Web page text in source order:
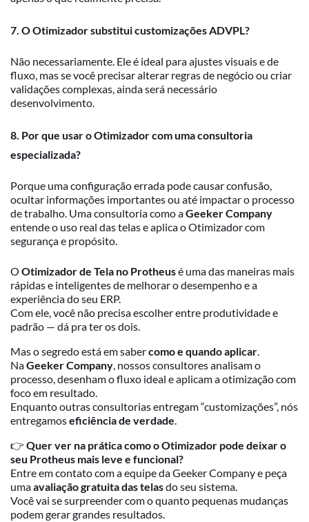
7. O Otimizador substitui customizações ADVPL?
Não necessariamente. Ele é ideal para ajustes visuais e de
fluxo, mas se você precisar alterar regras de negócio ou criar
validações complexas, ainda será necessário
desenvolvimento.
8. Por que usar o Otimizador com uma consultoria
especializada?
Porque uma configuração errada pode causar confusão,
ocultar informações importantes ou até impactar o processo
de trabalho. Uma consultoria como aGeeker Company
entende o uso real das telas e aplica o Otimizador com
segurança e propósito.
O Otimizador de Tela no Protheusé uma das maneiras mais
rápidas e inteligentes de melhorar o desempenho e a
experiência do seu ERP.
Com ele, você não precisa escolher entre produtividade e
padrão — dá pra ter os dois.
Mas o segredo está em sabercomo e quando aplicar.
NaGeeker Company, nossos consultores analisam o
processo, desenham o fluxo ideal e aplicam a otimização com
foco em resultado.
Enquanto outras consultorias entregam “customizações”, nós
entregamoseficiência de verdade.
👉 Quer ver na prática como o Otimizador pode deixar o
seu Protheus mais leve e funcional?
Entre em contato com a equipe da Geeker Company e peça
umaavaliação gratuita das telasdo seu sistema.
Você vai se surpreender com o quanto pequenas mudanças
podem gerar grandes resultados.